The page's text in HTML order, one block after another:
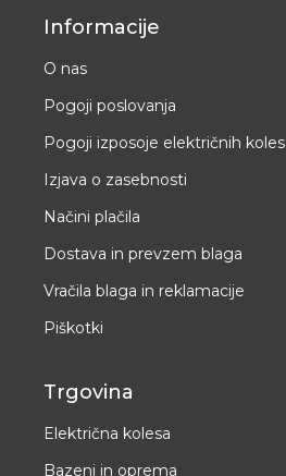
Informacije
O nas
Pogoji poslovanja
Pogoji izposoje električnih koles
Izjava o zasebnosti
Načini plačila
Dostava in prevzem blaga
Vračila blaga in reklamacije
Piškotki
Trgovina
Električna kolesa
Bazeni in oprema